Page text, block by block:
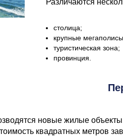
Различаются
столица;
крупные
туристическая зона;
провинция.
новые жилые
квадратных метров